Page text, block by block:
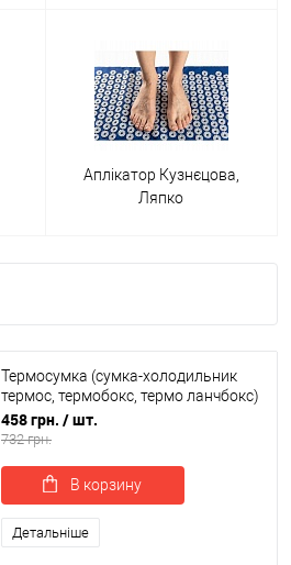
Аплікатор Кузнєцова,
Ляпко
Термосумка (сумка-холодильник
термос, термобокс, термо ланчбокс)
для їжі та пляшечок 15л OSPORT Lite
(FI-0126)
458 грн. / шт.
732 грн.
В корзину
Детальніше